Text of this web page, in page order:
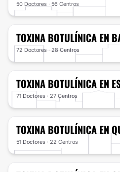
50 Doctores · 56 Centros
TOXINA BOTULÍNICA EN
72 Doctores · 28 Centros
TOXINA BOTULÍNICA EN
71 Doctores · 27 Centros
TOXINA BOTULÍNICAEN
51 Doctores · 22 Centros